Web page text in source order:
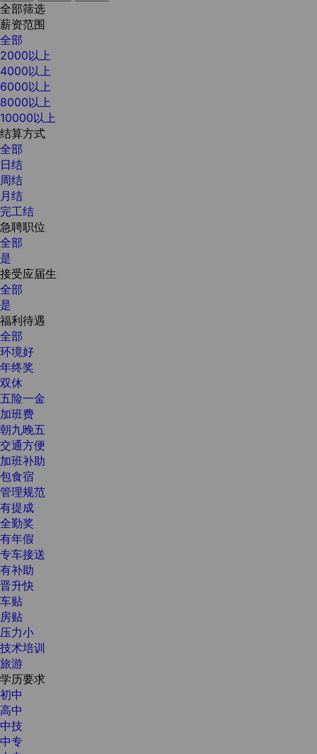
全部筛选
薪资范围
全部
2000以上
4000以上
6000以上
8000以上
10000以上
结算方式
全部
日结
周结
月结
完工结
急聘职位
全部
是
接受应届生
全部
是
福利待遇
全部
环境好
年终奖
双休
五险一金
加班费
朝九晚五
交通方便
加班补助
包食宿
管理规范
有提成
全勤奖
有年假
专车接送
有补助
晋升快
车贴
房贴
压力小
技术培训
旅游
学历要求
初中
高中
中技
中专